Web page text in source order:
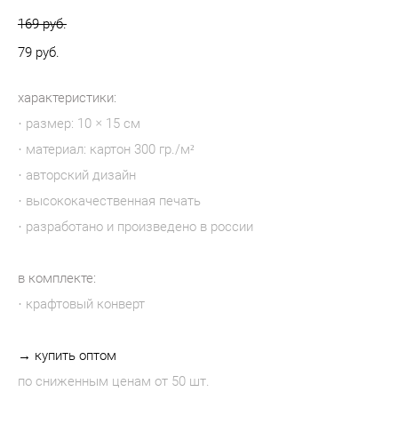
169 pуб.
79 pуб.
характеристики:
· размер: 10 × 15 см
· материал: картон 300 гр./м²
· авторский дизайн
· высококачественная печать
· разработано и произведено в россии
в комплекте:
· крафтовый конверт
→ купить оптом
по сниженным ценам от 50 шт.